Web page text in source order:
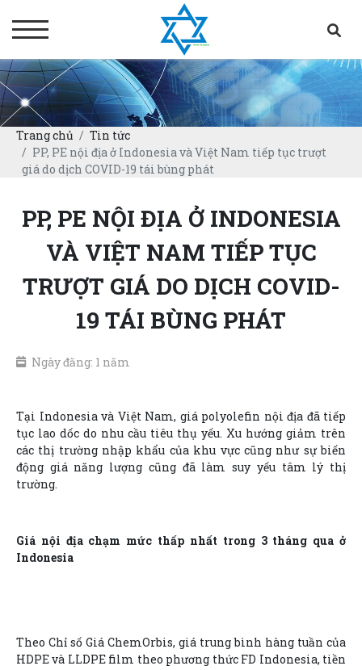
Trang chủ
Tin tức
PP, PE nội địa ở Indonesia và Việt Nam tiếp tục trượt
giá do dịch COVID-19 tái bùng phát
PP, PE NỘI ĐỊA Ở INDONESIA
VÀ VIỆT NAM TIẾP TỤC
TRƯỢT GIÁ DO DỊCH COVID-
19 TÁI BÙNG PHÁT
Ngày đăng: 1 năm
Tại Indonesia và Việt Nam, giá polyolefin nội địa đã tiếp
tục lao dốc do nhu cầu tiêu thụ yếu. Xu hướng giảm trên
các thị trường nhập khẩu của khu vực cũng như sự biến
động giá năng lượng cũng đã làm suy yếu tâm lý thị
trường.
Giá nội địa chạm mức thấp nhất trong 3 tháng qua ở
Indonesia
Theo Chỉ số Giá ChemOrbis, giá trung bình hàng tuần của
HDPE và LLDPE film theo phương thức FD Indonesia, tiền